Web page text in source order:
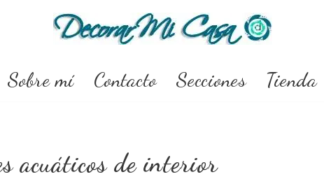
Sobre mí Contacto Secciones Tienda
acuáticos de interior